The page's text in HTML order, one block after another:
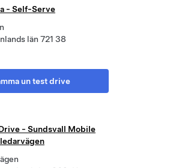
- Self-Serve
län 721 38
un test drive
- Sundsvall Mobile